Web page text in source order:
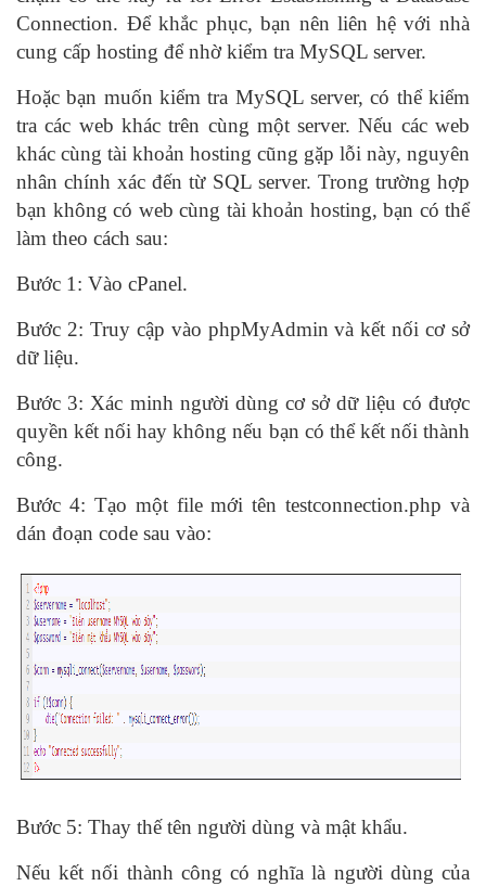
Connection. Để khắc phục, bạn nên liên hệ với nhà
cung cấp hosting để nhờ kiểm tra MySQL server.
Hoặc bạn muốn kiểm tra MySQL server, có thể kiểm
tra các web khác trên cùng một server. Nếu các web
khác cùng tài khoản hosting cũng gặp lỗi này, nguyên
nhân chính xác đến từ SQL server. Trong trường hợp
bạn không có web cùng tài khoản hosting, bạn có thể
làm theo cách sau:
Bước 1: Vào cPanel.
Bước 2: Truy cập vào phpMyAdmin và kết nối cơ sở
dữ liệu.
Bước 3: Xác minh người dùng cơ sở dữ liệu có được
quyền kết nối hay không nếu bạn có thể kết nối thành
công.
Bước 4: Tạo một file mới tên testconnection.php và
dán đoạn code sau vào:
Bước 5: Thay thế tên người dùng và mật khẩu.
Nếu kết nối thành công có nghĩa là người dùng của